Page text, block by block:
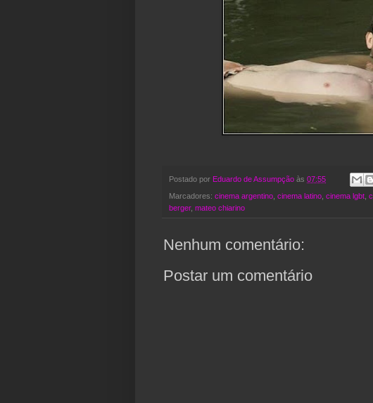
Postado por Eduardo de Assumpção às 07:55
Marcadores: cinema argentino cinema latino cinema lgbt
berger, mateo chiarino
Nenhum comentário:
Postar um comentário